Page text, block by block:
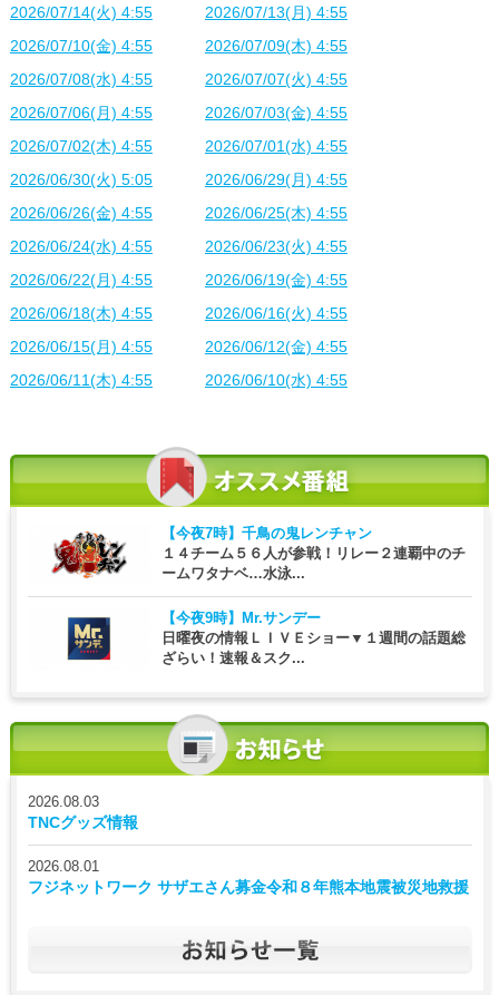
2026/07/14(火) 4:55
2026/07/13(月) 4:55
2026/07/10(金) 4:55
2026/07/09(木) 4:55
2026/07/08(水) 4:55
2026/07/07(火) 4:55
2026/07/06(月) 4:55
2026/07/03(金) 4:55
2026/07/02(木) 4:55
2026/07/01(水) 4:55
2026/06/30(火) 5:05
2026/06/29(月) 4:55
2026/06/26(金) 4:55
2026/06/25(木) 4:55
2026/06/24(水) 4:55
2026/06/23(火) 4:55
2026/06/22(月) 4:55
2026/06/19(金) 4:55
2026/06/18(木) 4:55
2026/06/16(火) 4:55
2026/06/15(月) 4:55
2026/06/12(金) 4:55
2026/06/11(木) 4:55
2026/06/10(水) 4:55
【今夜7時】 千鳥の鬼レンチャン
１４チーム５６人が参戦！リレー２連覇中のチ
ームワタナベ…水泳...
【今夜9時】
Mr.サンデー
日曜夜の情報ＬＩＶＥショー▼１週間の話題総
ざらい！速報＆スク...
2026.08.03
TNCグッズ情報
2026.08.01
フジネットワーク サザエさん募金令和８年熊本地震被災地救援